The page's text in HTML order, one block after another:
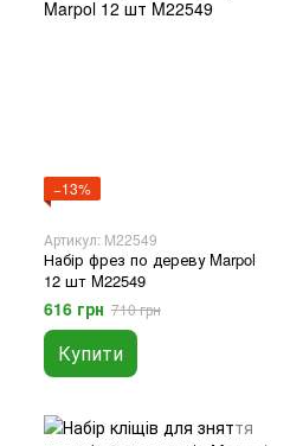
−13%
Артикул: M22549
Набір фрез по дереву Marpol
12 шт M22549
616 грн 710 грн
Купити